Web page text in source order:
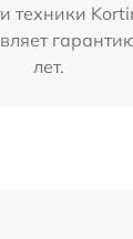
техники
лет.